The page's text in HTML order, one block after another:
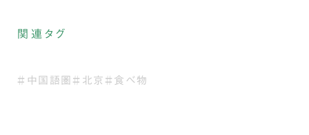
関連タグ
＃中国語圏＃北京＃食べ物